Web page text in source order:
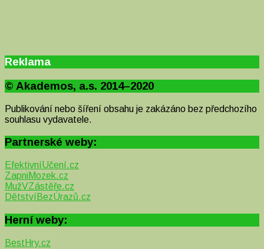
Reklama
© Akademos, a.s. 2014–2020
Publikování nebo šíření obsahu je zakázáno bez předchozího
souhlasu vydavatele.
Partnerské weby:
EfektivníUčení.cz
ZapniMozek.cz
MužVZástěře.cz
DětstvíBezÚrazů.cz
Herní weby:
BestHry.cz